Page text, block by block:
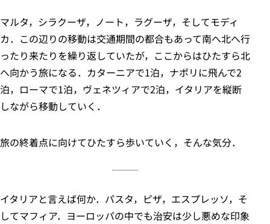
マルタ，シラクーザ，ノート，ラグーザ，そしてモディ
カ．この辺りの移動は交通期間の都合もあって南へ北へ行
ったり来たりを繰り返していたが，ここからはひたすら北
へ向かう旅になる．カターニアで1泊，ナポリに飛んで2
泊，ローマで1泊，ヴェネツィアで2泊，イタリアを縦断
しながら移動していく．
旅の終着点に向けてひたすら歩いていく，そんな気分．
イタリアと言えば何か．パスタ，ピザ，エスプレッソ，そ
してマフィア．ヨーロッパの中でも治安は少し悪めな印象